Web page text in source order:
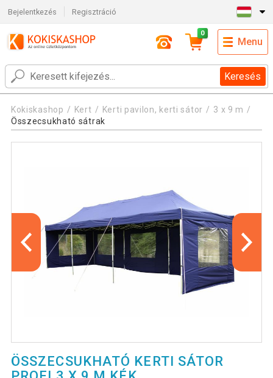
Bejelentkezés Regisztráció
Keresés
0
Menu
Kokiskashop Kert Kerti pavilon, kerti sátor
3 x 9 m
Összecsukható sátrak
ÖSSZECSUKHATÓ KERTI SÁTOR